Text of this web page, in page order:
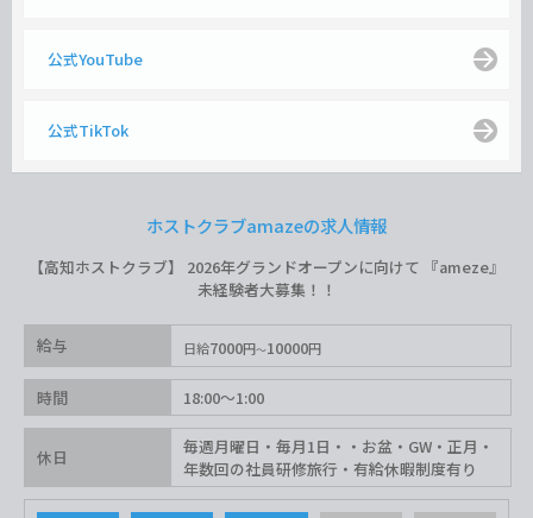
公式YouTube
公式TikTok
ホストクラブamazeの求人情報
【高知ホストクラブ】 2026年グランドオープンに向けて 『ameze』
未経験者大募集！！
給与 日給7000円 10000円
時間 18:00〜1:00
休日
毎週月曜日・毎月1日・・お盆・GW・正月・
年数回の社員研修旅行・有給休暇制度有り